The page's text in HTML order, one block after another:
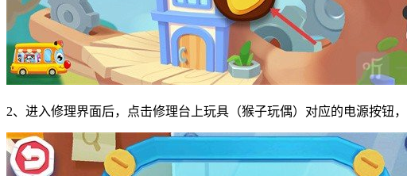
2、进入修理界面后，点击修理台上玩具（猴子玩偶）对应的电源按钮